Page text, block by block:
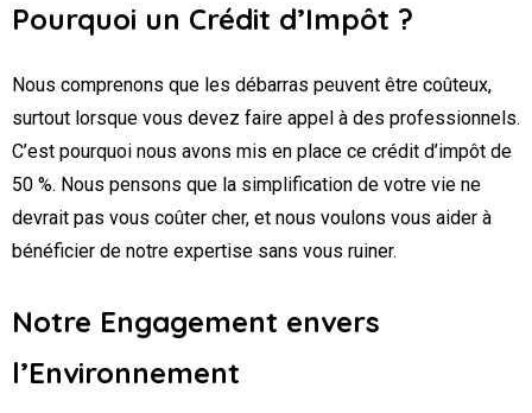
Pourquoi un Crédit d’Impôt ?
Nous comprenons que les débarras peuvent être coûteux,
surtout lorsque vous devez faire appel à des professionnels.
C’est pourquoi nous avons mis en place ce crédit d’impôt de
50 %. Nous pensons que la simplification de votre vie ne
devrait pas vous coûter cher, et nous voulons vous aider à
bénéficier de notre expertise sans vous ruiner.
Notre Engagement envers
l’Environnement